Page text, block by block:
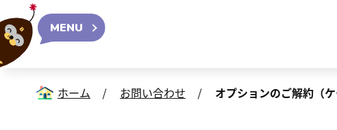
MENU
ホーム お問い合わせ オプションのご解約（ケ